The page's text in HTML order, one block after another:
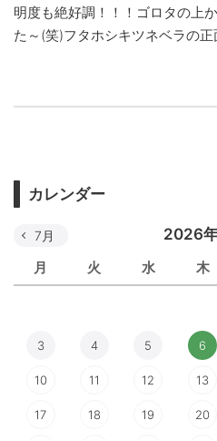
明度も絶好調！！！ゴロタの上
た～(笑)フタホシキツネベラの
カレンダー
2026
月 火 水 木
7月
3 4 5 6
10 11 12 13
17 18 19 20